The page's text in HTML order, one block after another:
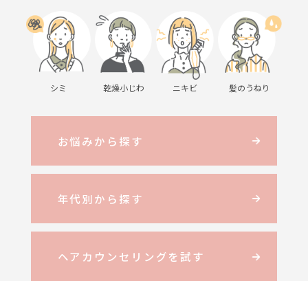
シミ 乾燥小じわ ニキビ 髪のうねり
お悩みから探す
年代別から探す
ヘアカウンセリングを試す